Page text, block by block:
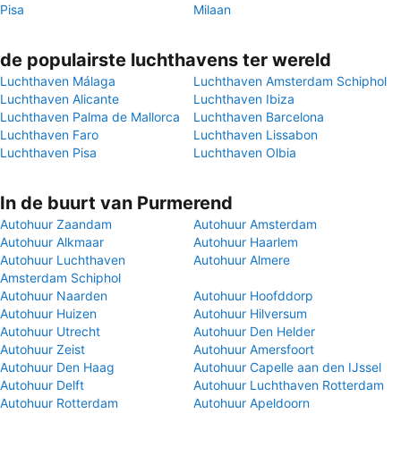
Pisa
Milaan
de populairste luchthavens ter wereld
Luchthaven Málaga
Luchthaven Amsterdam Schiphol
Luchthaven Alicante
Luchthaven Ibiza
Luchthaven Palma de Mallorca
Luchthaven Barcelona
Luchthaven Faro
Luchthaven Lissabon
Luchthaven Pisa
Luchthaven Olbia
In de buurt van Purmerend
Autohuur Zaandam
Autohuur Amsterdam
Autohuur Alkmaar
Autohuur Haarlem
Autohuur Luchthaven
Amsterdam Schiphol
Autohuur Almere
Autohuur Naarden
Autohuur Hoofddorp
Autohuur Huizen
Autohuur Hilversum
Autohuur Utrecht
Autohuur Den Helder
Autohuur Zeist
Autohuur Amersfoort
Autohuur Den Haag
Autohuur Capelle aan den IJssel
Autohuur Delft
Autohuur Luchthaven Rotterdam
Autohuur Rotterdam
Autohuur Apeldoorn